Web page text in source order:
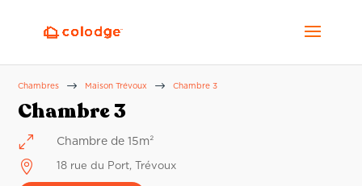
Chambres $ Maison Trévoux $ Chambre 3
Chambre 3
0 Chambre de 15m²
 18 rue du Port, Trévoux